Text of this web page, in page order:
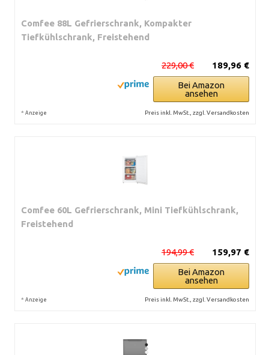
Comfee 88L Gefrierschrank, Kompakter
Tiefkühlschrank, Freistehend
189,96 €
229,00 €
Bei Amazon
ansehen
* Anzeige Preis inkl. MwSt., zzgl. Versandkosten
Comfee 60L Gefrierschrank, Mini Tiefkühlschrank,
Freistehend
159,97 €
194,99 €
Bei Amazon
ansehen
* Anzeige Preis inkl. MwSt., zzgl. Versandkosten